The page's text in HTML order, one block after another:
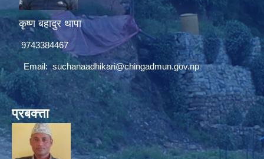
कृष्ण बहादुर थापा
9743384467
Email:suchanaadhikari@chingadmun.gov.np
प्रबक्त्ता